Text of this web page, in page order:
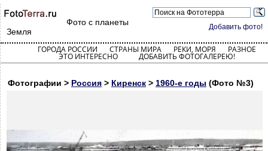
Добавить фото!
Фото с планеты
Земля
ГОРОДА РОССИИ СТРАНЫ МИРА РЕКИ, МОРЯ РАЗНОЕ
ЭТО ИНТЕРЕСНО ДОБАВИТЬ ФОТОГАЛЕРЕЮ!
Фотографии > Россия > Киренск > 1960-е годы (Фото №3)